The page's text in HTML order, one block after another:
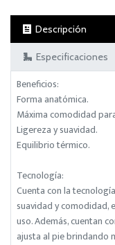
Descripción
Especificaciones
Beneficios:
Forma anatómica.
Máxima comodidad
Ligereza y suavidad.
Equilibrio térmico.
Tecnología:
Cuenta con la
suavidad y comodidad,
uso. Además, cuentan
ajusta al pie brindando